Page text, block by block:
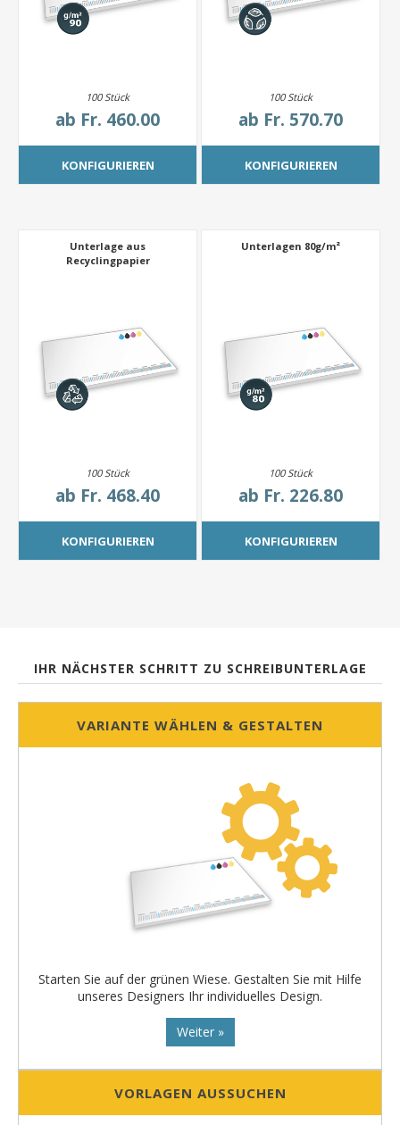
100 Stück
ab Fr. 460.00
KONFIGURIEREN
100 Stück
ab Fr. 570.70
KONFIGURIEREN
Unterlage aus
Recyclingpapier
100 Stück
ab Fr. 468.40
KONFIGURIEREN
Unterlagen 80g/m²
100 Stück
ab Fr. 226.80
KONFIGURIEREN
IHR NÄCHSTER SCHRITT ZU SCHREIBUNTERLAGE
VARIANTE WÄHLEN & GESTALTEN
Starten Sie auf der grünen Wiese. Gestalten Sie mit Hilfe
unseres Designers Ihr individuelles Design.
Weiter »
VORLAGEN AUSSUCHEN